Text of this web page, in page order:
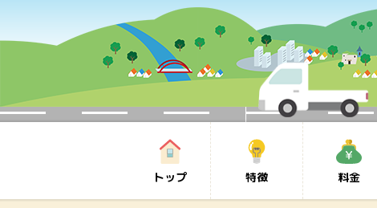
トップ 特徴 料金